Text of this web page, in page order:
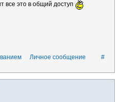
все это в общий доступ
#
Личное сообщение